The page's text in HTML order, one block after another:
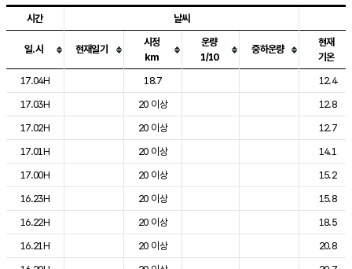
도시별 기상실황표로 지점, 날씨, 기온, 강수, 바람, 기압등을 안내한 표입
시간 날씨
일.시 현재일기
시정
km
운량
1/10
중하운량
현재
기온
17.04H
18.7
12.4
17.03H
20 이상
12.8
17.02H
20 이상
12.7
17.01H
20 이상
14.1
17.00H
20 이상
15.2
16.23H
20 이상
15.8
16.22H
20 이상
18.5
16.21H
20 이상
20.8